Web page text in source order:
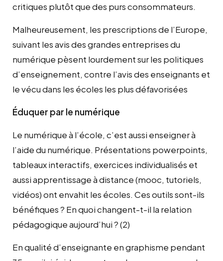
critiques plutôt que des purs consommateurs.
Malheureusement, les prescriptions de l’Europe,
suivant les avis des grandes entreprises du
numérique pèsent lourdement sur les politiques
d’enseignement, contre l’avis des enseignants et
le vécu dans les écoles les plus défavorisées
Éduquer par le numérique
Le numérique à l’école, c’est aussi enseigner à
l’aide du numérique. Présentations powerpoints,
tableaux interactifs, exercices individualisés et
aussi apprentissage à distance (mooc, tutoriels,
vidéos) ont envahit les écoles. Ces outils sont-ils
bénéfiques ? En quoi changent-t-il la relation
pédagogique aujourd’hui ? (2)
En qualité d’enseignante en graphisme pendant